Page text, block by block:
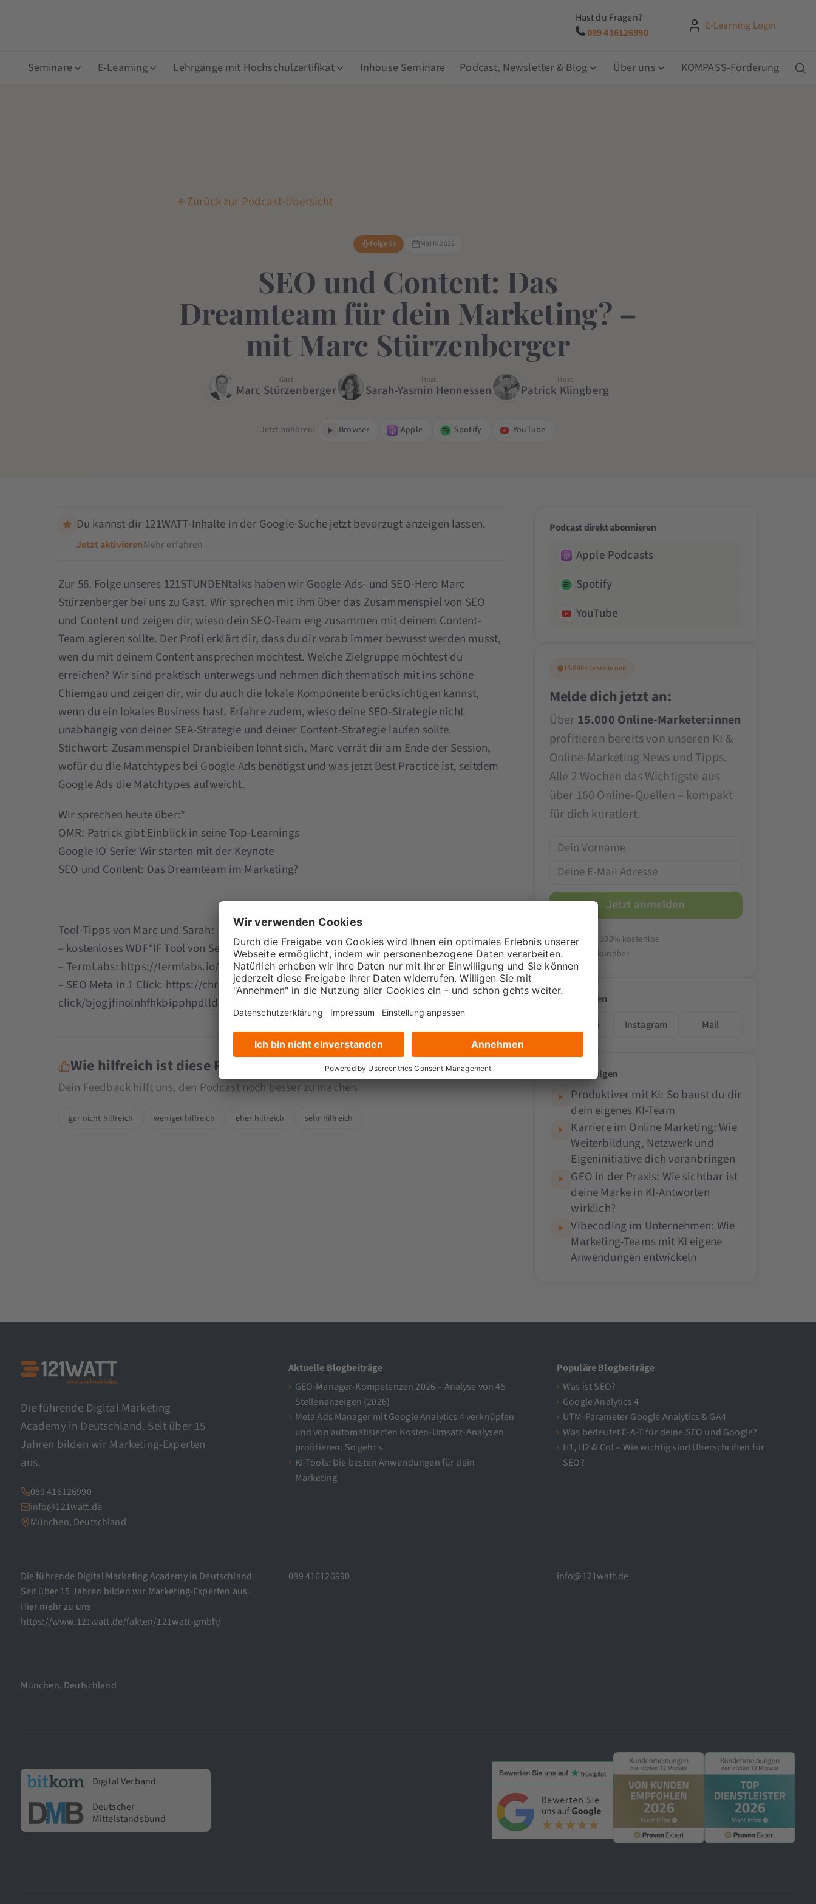
Hast du Fragen?
089 416126990
E-Learning Login
Seminare E-Learning Lehrgänge mit Hochschulzertifikat Inhouse Seminare Podcast, Newsletter & Blog Über uns KOMPASS-Förderung
Zurück zur Podcast-Übersicht
Folge 56 Mai IV 2022
SEO und Content: Das
Dreamteam für dein Marketing? –
mit Marc Stürzenberger
Gast
Marc Stürzenberger
Host
Sarah-Yasmin Hennessen
Host
Patrick Klingberg
Jetzt anhören: Browser Apple Spotify YouTube
Du kannst dir 121WATT-Inhalte in der Google-Suche jetzt bevorzugt anzeigen lassen.
Jetzt aktivierenMehr erfahren
Zur 56. Folge unseres 121STUNDENtalks haben wir Google-Ads- und SEO-Hero Marc
Stürzenberger bei uns zu Gast. Wir sprechen mit ihm über das Zusammenspiel von SEO
und Content und zeigen dir, wieso dein SEO-Team eng zusammen mit deinem Content-
Team agieren sollte. Der Profi erklärt dir, dass du dir vorab immer bewusst werden musst,
wen du mit deinem Content ansprechen möchtest. Welche Zielgruppe möchtest du
erreichen? Wir sind praktisch unterwegs und nehmen dich thematisch mit ins schöne
Chiemgau und zeigen dir, wir du auch die lokale Komponente berücksichtigen kannst,
wenn du ein lokales Business hast. Erfahre zudem, wieso deine SEO-Strategie nicht
unabhängig von deiner SEA-Strategie und deiner Content-Strategie laufen sollte.
Stichwort: Zusammenspiel Dranbleiben lohnt sich. Marc verrät dir am Ende der Session,
wofür du die Matchtypes bei Google Ads benötigst und was jetzt Best Practice ist, seitdem
Google Ads die Matchtypes aufweicht.
Wir sprechen heute über:*
OMR: Patrick gibt Einblick in seine Top-Learnings
Google IO Serie: Wir starten mit der Keynote
SEO und Content: Das Dreamteam im Marketing?
Tool-Tipps von Marc und Sarah:
– kostenloses WDF*IF Tool von Seobility: https://www.wdfidf-tool.com/
– TermLabs: https://termlabs.io/
– SEO Meta in 1 Click: https://chrome.google.com/webstore/detail/seo-meta-in-1-
click/bjogjfinolnhfhkbipphpdlldadpnmhc?hl=de
Wie hilfreich ist diese Folge für dich?
Dein Feedback hilft uns, den Podcast noch besser zu machen.
gar nicht hilfreich weniger hilfreich eher hilfreich sehr hilfreich
Podcast direkt abonnieren
Apple Podcasts
Spotify
YouTube
15.000+ Leser:innen
Melde dich jetzt an:
Über 15.000 Online-Marketer:innen
profitieren bereits von unseren KI &
Online-Marketing News und Tipps.
Alle 2 Wochen das Wichtigste aus
über 160 Online-Quellen – kompakt
für dich kuratiert.
14-tägig & 100% kostenlos
Jederzeit kündbar
Folge teilen
LinkedIn
Instagram Mail
Passende Folgen
Produktiver mit KI: So baust du dir
dein eigenes KI-Team
Karriere im Online Marketing: Wie
Weiterbildung, Netzwerk und
Eigeninitiative dich voranbringen
GEO in der Praxis: Wie sichtbar ist
deine Marke in KI-Antworten
wirklich?
Vibecoding im Unternehmen: Wie
Marketing-Teams mit KI eigene
Anwendungen entwickeln
Die führende Digital Marketing
Academy in Deutschland. Seit über 15
Jahren bilden wir Marketing-Experten
aus.
089 416126990
info@121watt.de
München, Deutschland
Aktuelle Blogbeiträge
GEO-Manager-Kompetenzen 2026 – Analyse von 45
Stellenanzeigen (2026)
Meta Ads Manager mit Google Analytics 4 verknüpfen
und von automatisierten Kosten-Umsatz-Analysen
profitieren: So geht’s
KI-Tools: Die besten Anwendungen für dein
Marketing
Populäre Blogbeiträge
Was ist SEO?
Google Analytics 4
UTM-Parameter Google Analytics & GA4
Was bedeutet E-A-T für deine SEO und Google?
H1, H2 & Co! – Wie wichtig sind Überschriften für
SEO?
Die führende Digital Marketing Academy in Deutschland.
Seit über 15 Jahren bilden wir Marketing-Experten aus.
Hier mehr zu uns
https://www.121watt.de/fakten/121watt-gmbh/
089 416126990 info@121watt.de
München, Deutschland
Digital Verband
Deutscher
Mittelstandsbund